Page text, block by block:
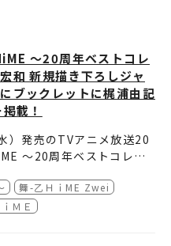
ては、各店舗様までお問
鎧伝サムライトルーパ
「君を眠らせない」のジ
、美麗なイラストでファ
さんの新規描き下ろしと
より予約受付スタート。
めください。
） / 8,800円（10％税
き健新規描き下ろしスリ
ット、レコード風 紙コー
らhttps://lnk.to/SRML-1
ジャケット
ジャケ
ング：アクリルカラビナ
リルキーホルダー
ースイラストとなりま
の詳細は各店舗様へご確
す。
ださい。
終了となります。予めご
ズ / 浦西真理子
ーマ
(スターダストアイズ)
ーマ
/ 森口博子
羅
たち
弥守
イズ〉 / 浦西真理子
呪羅
〈TVサイズ〉 / 森口博子
ターダストアイズ・アレ
〉
/ 茂村泰彦
/ 本間かおり
～20周年ベストコレ
和 新規描き下ろしジャ
ブックレットに梶浦由記
載！
）発売のTVアニメ放送20
～20周年ベストコレク
んによる夕陽に向かって
象的な新規描き下ろしイ
には『舞-HiME』『舞-
舞-乙ＨｉME Zwei
ＭＥ